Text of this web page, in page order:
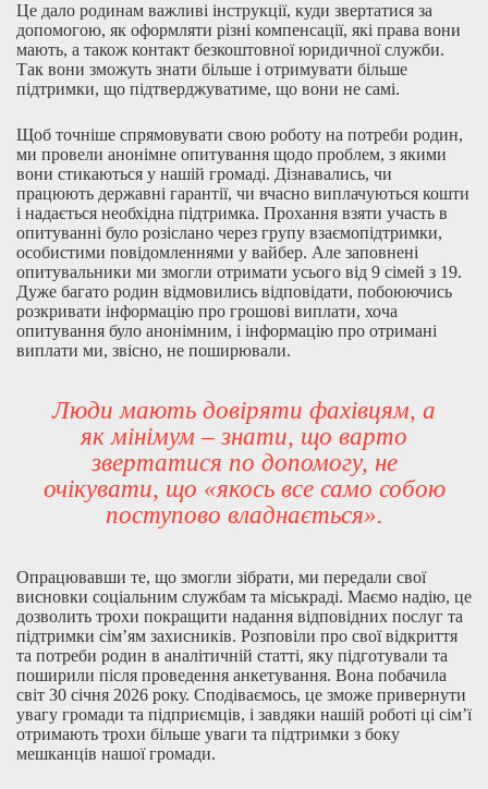
Це дало родинам важливі інструкції, куди звертатися за
допомогою, як оформляти різні компенсації, які права вони
мають, а також контакт безкоштовної юридичної служби.
Так вони зможуть знати більше і отримувати більше
підтримки, що підтверджуватиме, що вони не самі.
Щоб точніше спрямовувати свою роботу на потреби родин,
ми провели анонімне опитування щодо проблем, з якими
вони стикаються у нашій громаді. Дізнавались, чи
працюють державні гарантії, чи вчасно виплачуються кошти
і надається необхідна підтримка. Прохання взяти участь в
опитуванні було розіслано через групу взаємопідтримки,
особистими повідомленнями у вайбер. Але заповнені
опитувальники ми змогли отримати усього від 9 сімей з 19.
Дуже багато родин відмовились відповідати, побоюючись
розкривати інформацію про грошові виплати, хоча
опитування було анонімним, і інформацію про отримані
виплати ми, звісно, не поширювали.
Люди мають довіряти фахівцям, а
як мінімум – знати, що варто
звертатися по допомогу, не
очікувати, що «якось все само собою
поступово владнається».
Опрацювавши те, що змогли зібрати, ми передали свої
висновки соціальним службам та міськраді. Маємо надію, це
дозволить трохи покращити надання відповідних послуг та
підтримки сім’ям захисників. Розповіли про свої відкриття
та потреби родин в аналітичній статті, яку підготували та
поширили після проведення анкетування. Вона побачила
світ 30 січня 2026 року. Сподіваємось, це зможе привернути
увагу громади та підприємців, і завдяки нашій роботі ці сім’ї
отримають трохи більше уваги та підтримки з боку
мешканців нашої громади.